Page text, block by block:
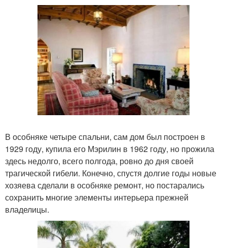
В особняке четыре спальни, сам дом был построен в
1929 году, купила его Мэрилин в 1962 году, но прожила
здесь недолго, всего полгода, ровно до дня своей
трагической гибели. Конечно, спустя долгие годы новые
хозяева сделали в особняке ремонт, но постарались
сохранить многие элементы интерьера прежней
владелицы.